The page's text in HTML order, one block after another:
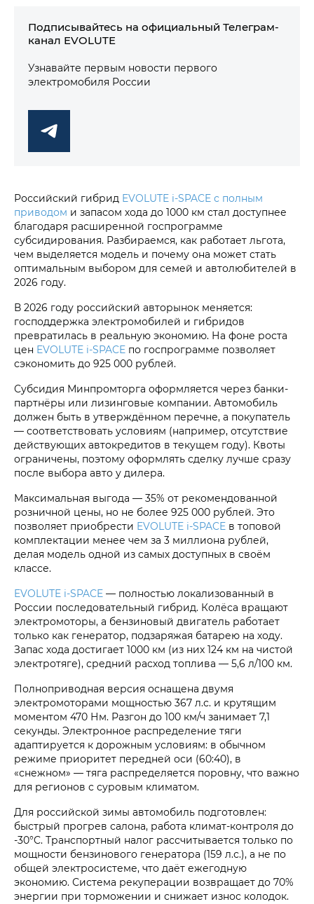
Подписывайтесь на официальный Телеграм-
канал EVOLUTE
Узнавайте первым новости первого
электромобиля России
Российский гибрид EVOLUTE i‑SPACE с полным
приводом и запасом хода до 1000 км стал доступнее
благодаря расширенной госпрограмме
субсидирования. Разбираемся, как работает льгота,
чем выделяется модель и почему она может стать
оптимальным выбором для семей и автолюбителей в
2026 году.
В 2026 году российский авторынок меняется:
господдержка электромобилей и гибридов
превратилась в реальную экономию. На фоне роста
цен EVOLUTE i‑SPACE по госпрограмме позволяет
сэкономить до 925 000 рублей.
Субсидия Минпромторга оформляется через банки-
партнёры или лизинговые компании. Автомобиль
должен быть в утверждённом перечне, а покупатель
— соответствовать условиям (например, отсутствие
действующих автокредитов в текущем году). Квоты
ограничены, поэтому оформлять сделку лучше сразу
после выбора авто у дилера.
Максимальная выгода — 35% от рекомендованной
розничной цены, но не более 925 000 рублей. Это
позволяет приобрести EVOLUTE i‑SPACE в топовой
комплектации менее чем за 3 миллиона рублей,
делая модель одной из самых доступных в своём
классе.
EVOLUTE i‑SPACE — полностью локализованный в
России последовательный гибрид. Колёса вращают
электромоторы, а бензиновый двигатель работает
только как генератор, подзаряжая батарею на ходу.
Запас хода достигает 1000 км (из них 124 км на чистой
электротяге), средний расход топлива — 5,6 л/100 км.
Полноприводная версия оснащена двумя
электромоторами мощностью 367 л.с. и крутящим
моментом 470 Нм. Разгон до 100 км/ч занимает 7,1
секунды. Электронное распределение тяги
адаптируется к дорожным условиям: в обычном
режиме приоритет передней оси (60:40), в
«снежном» — тяга распределяется поровну, что важно
для регионов с суровым климатом.
Для российской зимы автомобиль подготовлен:
быстрый прогрев салона, работа климат-контроля до
-30°C. Транспортный налог рассчитывается только по
мощности бензинового генератора (159 л.с.), а не по
общей электросистеме, что даёт ежегодную
экономию. Система рекуперации возвращает до 70%
энергии при торможении и снижает износ колодок.